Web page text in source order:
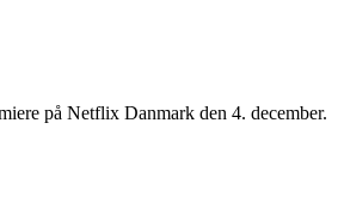
på Netflix Danmark den 4. december.